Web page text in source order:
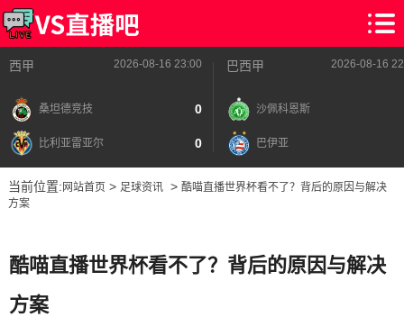
西甲 2026-08-16 23:00
桑坦德竞技 0
比利亚雷亚尔 0
巴西甲 2026-08-16
沙佩科恩斯
巴伊亚
当前位置: 网站首页> 足球资讯> 酷喵直播世界杯看不了？背后的原因与解决
方案
酷喵直播世界杯看不了？背后的原因与解决
方案